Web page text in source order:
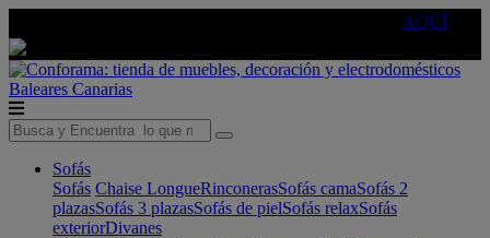
AQUÍ
Baleares Canarias
Sofás
Sofás Chaise LongueRinconerasSofás camaSofás 2
plazasSofás 3 plazasSofás de pielSofás relaxSofás
exteriorDivanes